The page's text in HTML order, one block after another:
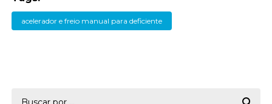
acelerador e freio manual para deficiente